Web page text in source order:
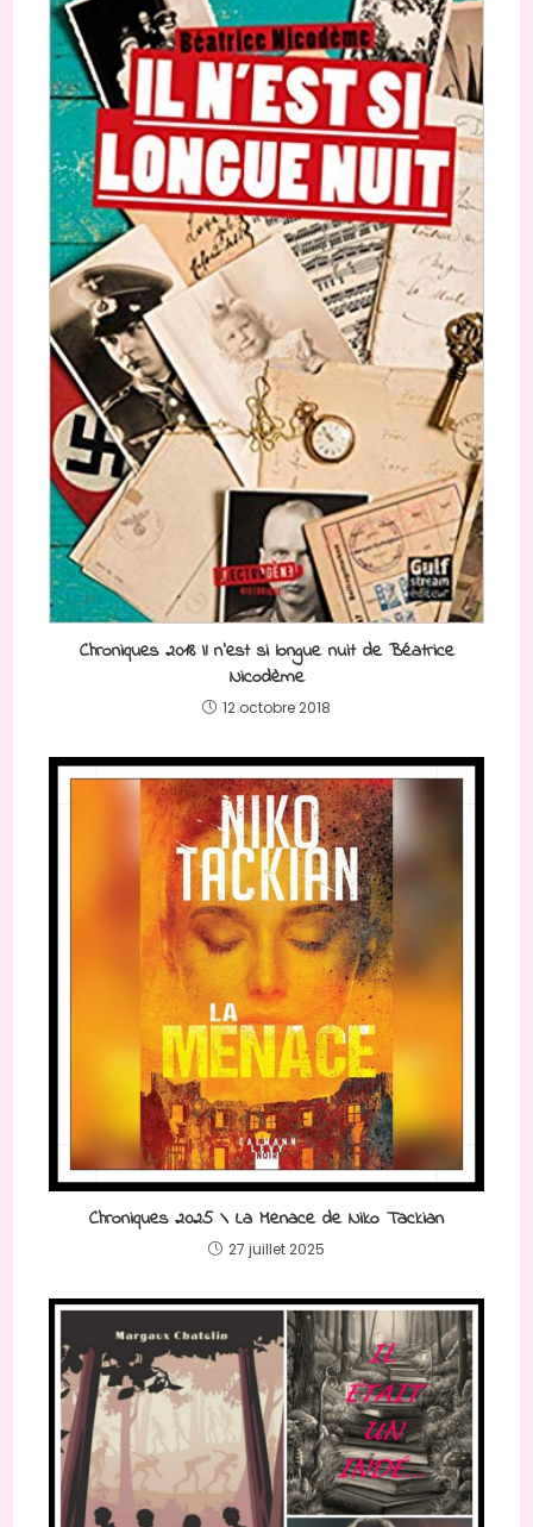
Chroniques 2018 Il n’est si longue nuit de Béatrice
Nicodème
12 octobre 2018
Chroniques 2025 \ La Menace de Niko Tackian
27 juillet 2025